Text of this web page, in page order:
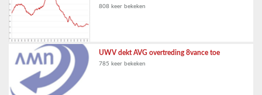
808 keer bekeken
UWV dekt AVG overtreding 8vance toe
785 keer bekeken